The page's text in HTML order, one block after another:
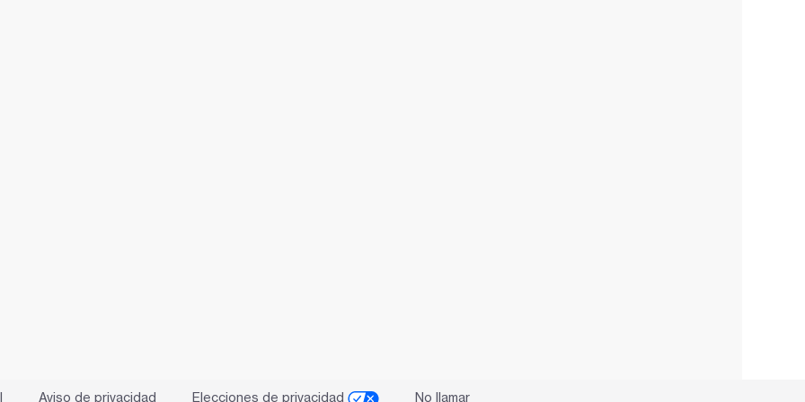
Aviso de privacidad Elecciones de privacidad No llamar